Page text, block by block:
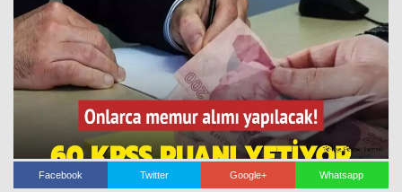
Facebook Twitter Google+ Whatsapp
İLETİŞİM